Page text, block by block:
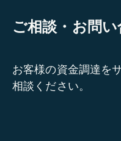
ご相談・お問
お客様の資金調達を
相談ください。